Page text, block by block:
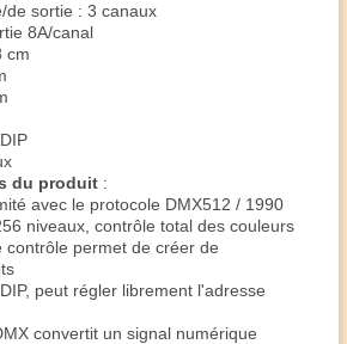
de sortie : 3 canaux
8A/canal
cm
du produit :
avec le protocole DMX512 / 1990
niveaux, contrôle total des couleurs
contrôle permet de créer de
peut régler librement l'adresse
convertit un signal numérique